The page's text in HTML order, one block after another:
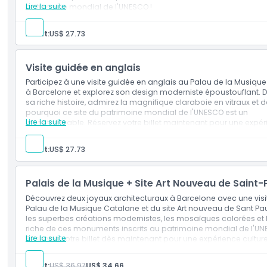
Emplacement
Comment s'y rendre
Comment échanger
Politique d'annulation
patrimoine mondial de l'UNESCO !
Lire la suite
Exclusions
Transport
Repas et boissons
Autres dépenses personnelles
Inclus
Entrée aux attractions
Guide audio numérique (téléchargement sur téléphone)
Veuillez apporter vos propres écouteurs
Adult:US$ 27.73
Visite guidée en anglais
Participez à une visite guidée en anglais au Palau de la
à Barcelone et explorez son design moderniste époustouflant.
sa riche histoire, admirez la magnifique claraboie en vitraux et
pourquoi ce site du patrimoine mondial de l'UNESCO est un
incontournable. Réservez votre billet maintenant pour une
inoubliable !
Lire la suite
Autres dépenses personnelles
Pourboires et gratifications
Inclus
Entrée à : Palau de la Musique Catalane
Guide anglophone
Accès à la scène (sous réserve de disponibilité)
Adult:US$ 27.73
Palais de la Musique + Site Art Nouveau de Saint-
Découvrez deux joyaux architecturaux à Barcelone avec une
Palau de la Musique Catalane et du site Art nouveau de Sant
les superbes créations modernistes, les mosaïques colorées et
riche de ces monuments inscrits au patrimoine mondial de
Réservez votre billet dès maintenant pour une expérience
inoubliable !
Lire la suite